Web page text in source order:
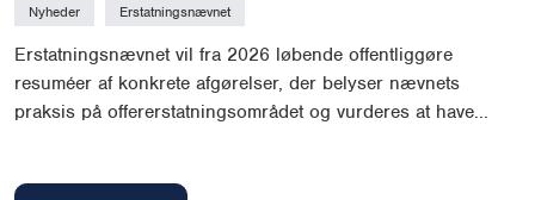
Nyheder Erstatningsnævnet
Erstatningsnævnet vil fra 2026 løbende offentliggøre
resuméer af konkrete afgørelser, der belyser nævnets
praksis på offererstatningsområdet og vurderes at have...